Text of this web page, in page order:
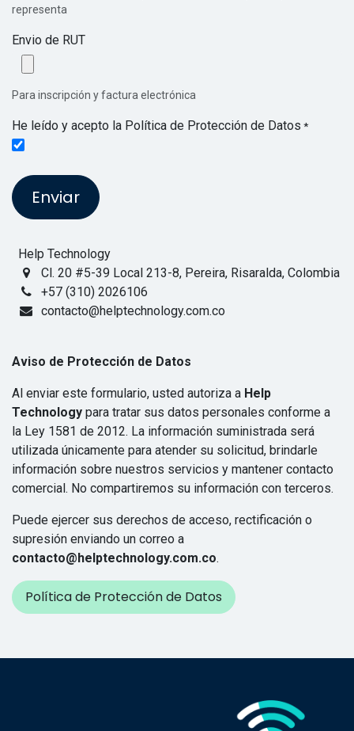
representa
Envio de RUT
Para inscripción y factura electrónica
He leído y acepto la Política de Protección de Datos *
Enviar
Help Technology
Cl. 20 #5-39 Local 213-8, Pereira, Risaralda, Colombia
+57 (310) 2026106
contacto@helptechnology.com.co
Aviso de Protección de Datos
Al enviar este formulario, usted autoriza a Help
Technology para tratar sus datos personales conforme a
la Ley 1581 de 2012. La información suministrada será
utilizada únicamente para atender su solicitud, brindarle
información sobre nuestros servicios y mantener contacto
comercial. No compartiremos su información con terceros.
Puede ejercer sus derechos de acceso, rectificación o
supresión enviando un correo a
contacto@helptechnology.com.co.
Política de Protección de Datos